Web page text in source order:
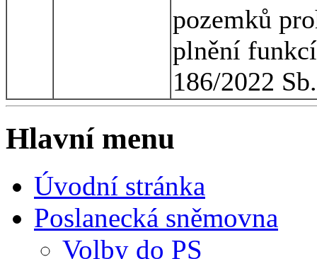
pozemků
plnění
186/2022 Sb.
Hlavní menu
Úvodní stránka
Poslanecká sněmovna
Volby do PS